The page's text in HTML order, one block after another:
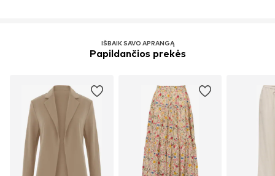
IŠBAIK SAVO APRANGĄ
Papildančios prekės